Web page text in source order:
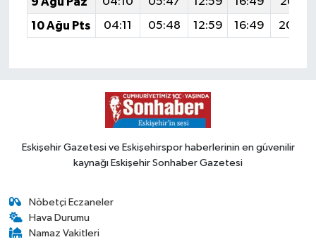
10 Ağu Pts
04:11 05:48 12:59 16:49 20:00
Eskişehir Gazetesi ve Eskişehirspor haberlerinin en güvenilir
kaynağı Eskişehir Sonhaber Gazetesi
Nöbetçi Eczaneler
Hava Durumu
Namaz Vakitleri